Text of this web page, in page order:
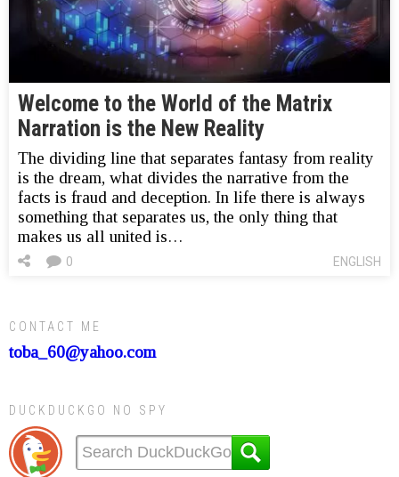
Welcome to the World of the Matrix
Narration is the New Reality
The dividing line that separates fantasy from reality
is the dream, what divides the narrative from the
facts is fraud and deception. In life there is always
something that separates us, the only thing that
makes us all united is…
ENGLISH
0
CONTACT ME
toba_60@yahoo.com
DUCKDUCKGO NO SPY